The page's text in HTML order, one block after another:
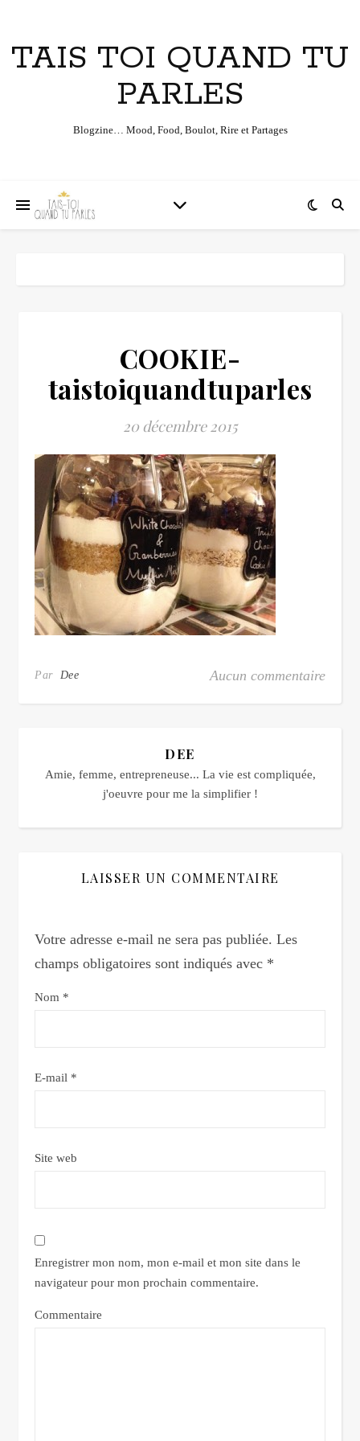
TAIS TOI QUAND TU
PARLES
Blogzine… Mood, Food, Boulot, Rire et Partages
COOKIE-
taistoiquandtuparles
20 décembre 2015
Par Dee Aucun commentaire
DEE
Amie, femme, entrepreneuse... La vie est compliquée,
j'oeuvre pour me la simplifier !
LAISSER UN COMMENTAIRE
Votre adresse e-mail ne sera pas publiée. Les
champs obligatoires sont indiqués avec *
Nom *
E-mail *
Site web
Enregistrer mon nom, mon e-mail et mon site dans le
navigateur pour mon prochain commentaire.
Commentaire